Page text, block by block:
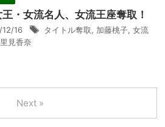
・女流名人、女流王座奪取！
12/16 タイトル奪取, 加藤桃子, 女流
里見香奈
Next »